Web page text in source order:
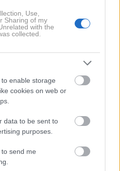
Use,
Sharing of my
with the
collected.
enable storage
cookies on web or
data to be sent to
purposes.
send me
Leapmotor
nizke cene niso posledica
razvija in izdeluje sam, s
proizvodnje. Obenem
zato ni razloga za